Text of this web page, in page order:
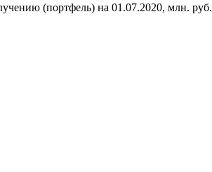
(портфель) на 01.07.2020, млн. руб.